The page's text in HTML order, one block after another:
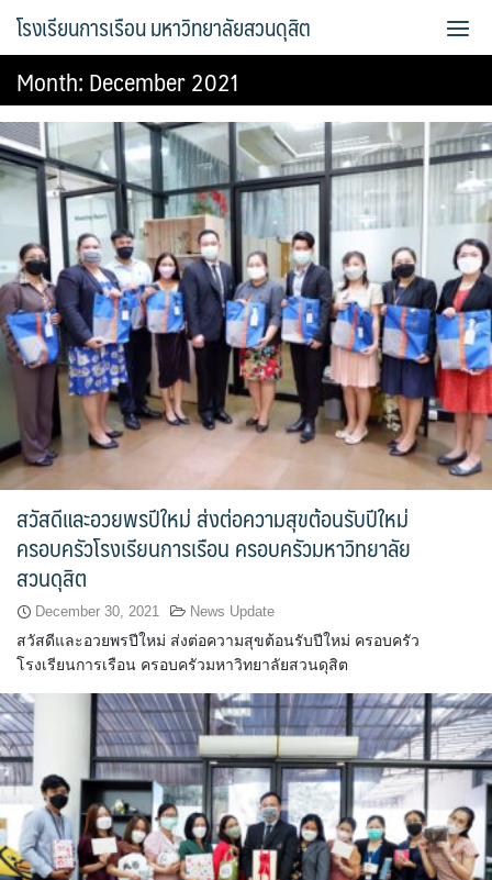
Bread Exclusive
Cake Exclusive
main
main2
main3
Sample Page
การจัดการความรู้ (KM)
ข้อมูลติดต่อและการเดินทาง
ขั้นตอน/แนวทางการปฏิบัติงาน
คณะกรรมการประจำโรงเรียนการเรือน
คลิปสาระเทคนิคสไตส์การเรือน
คลิปเทคนิคการทำอาหารง่าย ๆ สไตล์เด็กหอ
ค่าเล่าเรียน
ค่าเล่าเรียน
คำถามที่พบบ่อย
โรงเรียนการเรือน มหาวิทยาลัยสวนดุสิต
Month:December 2021
สวัสดีและอวยพรปีใหม่ ส่งต่อความสุขต้อนรับปีใหม่
ครอบครัวโรงเรียนการเรือน ครอบครัวมหาวิทยาลัย
สวนดุสิต
December 30, 2021 News Update
สวัสดีและอวยพรปีใหม่ ส่งต่อความสุขต้อนรับปีใหม่ ครอบครัว
โรงเรียนการเรือน ครอบครัวมหาวิทยาลัยสวนดุสิต